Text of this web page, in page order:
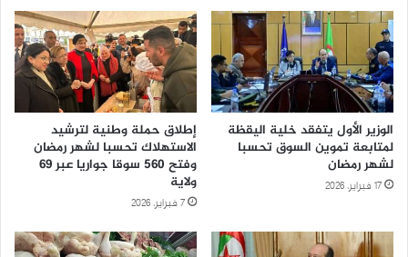
الوزير الأول يتفقد خلية اليقظة
لمتابعة تموين السوق تحسبا
لشهر رمضان
17 فبراير، 2026
إطلاق حملة وطنية لترشيد
الاستهلاك تحسبا لشهر رمضان
وفتح 560 سوقا جواريا عبر 69
ولاية
7 فبراير، 2026